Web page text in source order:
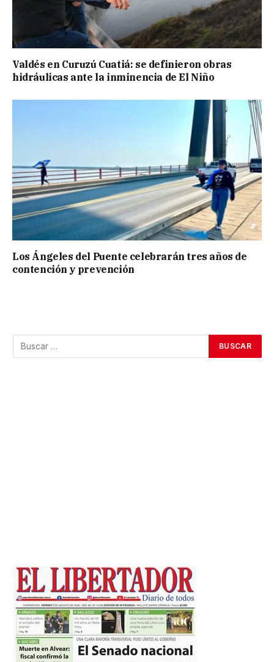
Valdés en Curuzú Cuatiá: se definieron obras
hidráulicas ante la inminencia de El Niño
Los Ángeles del Puente celebrarán tres años de
contención y prevención